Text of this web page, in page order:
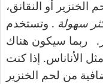
الخنزير أو
النقانق،
سهولة . وتستخدم
. ربما سيكون هناك
مثل الأناناس. إذا كنت
من لحم
الخنزير